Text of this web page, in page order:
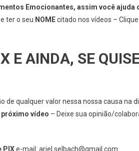
Emocionantes, assim você ajuda
e ter o seu NOMEcitado nos vídeos –
E AINDA, SE
de qualquer valor nessa nossa causa na
vídeo – Deixe sua opinião/
PIXe-mail: ariel.selbach@gmail.com